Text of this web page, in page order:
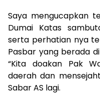
Saya mengucapkan
Dumai Katas
serta perhatian nya
Pasbar yang berada
“Kita doakan Pak
daerah dan
Sabar AS lagi.